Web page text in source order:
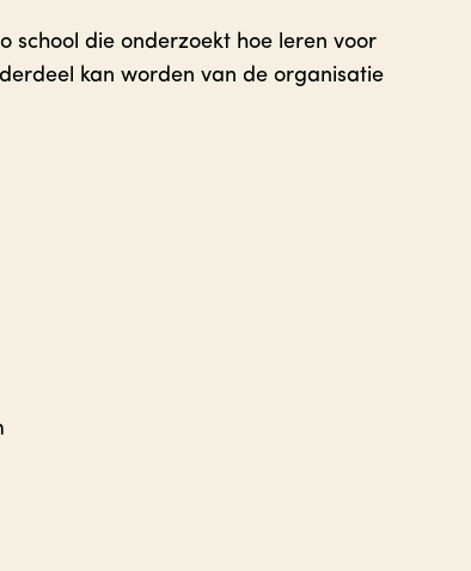
school die onderzoekt hoe leren voor
kan worden van de organisatie